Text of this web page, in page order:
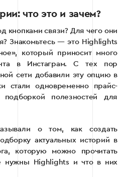
что это и зачем?
кнопками связи? Для чего они
Знакомьтесь — это Highlights
который приносит много
в Инстаграм. С тех пор
сети добавили эту опцию в
стали одновременно прайс-
полезностей для
о том, как создать
актуальных историй в
которую можно прочитать
нужны Highlights и что в них